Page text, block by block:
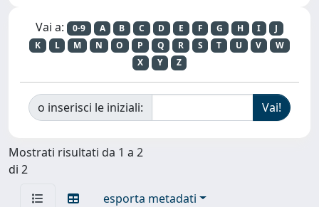
Vai a: 0-9 A B C D E F G H I
J
K
L M N O P Q R S T U V
W
X
Y Z
o inserisci le iniziali:
Mostrati risultati da 1 a 2
di 2
esporta metadati